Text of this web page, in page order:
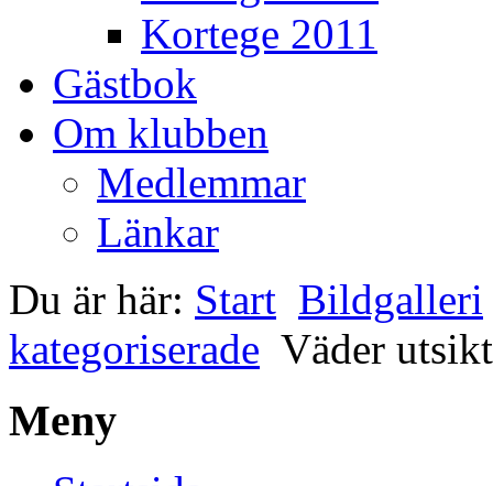
Kortege 2011
Gästbok
Om klubben
Medlemmar
Länkar
Du är här: Start Bildgalleri
kategoriserade Väder
Meny